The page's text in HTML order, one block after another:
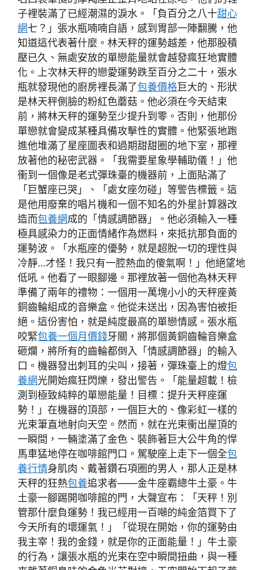
子裡裝滿了已經潮濕的淚水。「負百分之八十甜心
網七？」張水瓶喃喃自語，感到胃部一陣翻騰，他
知道這代表著什麼。林天秤的運勢越差，他那股積
壓已久、無處安放的單戀能量就會越發瘋狂地實體
化。上次林天秤的戀愛運勢跌至百分之二十，張水
瓶就發現他的廚房裡長滿了包養價格巨大的、形狀
是林天秤側臉的粉紅色蘑菇。他必須在今天結束
前，將林天秤的運勢至少提升到零。否則，他那份
單戀就會變成某種具備攻擊性的實體。他緊張地跑
進他堆滿了星座圖表和過期甜甜圈的地下室，那裡
放著他的秘密武器。「我需要星象學輔助儀！」他
衝到一個像是老式彈珠臺的機器前，上面貼滿了
「巨蟹座已哭」、「處女座勿碰」等警告標籤。這
是他用廢棄的唱片機和一個不知名的外星計算器改
造而包養網成的「情感調節器」。他必須輸入一種
極具感染力的正面情緒作為燃料，來抵抗那負面的
運勢波。「水瓶座的優勢，就是超脫一切的理性與
冷靜…才怪！我只有一腔熱血的傻氣啊！」他絕望地
低吼。他看了一眼腳邊。那裡放著一個他為林天秤
準備了兩年的禮物：一個用一萬塊小小的天秤座黃
銅齒輪組成的音樂盒。他從未送出，因為害怕被拒
絕。這份害怕，就是純度最高的單戀情感。張水瓶
咬緊包養一個月價錢牙關，將那個黃銅齒輪音樂盒
砸爛，將所有的齒輪都倒入「情感調節器」的輸入
口。機器發出刺耳的尖叫，接著，彈珠臺上的燈包
養網光開始瘋狂閃爍，發出警告。「能量超載！檢
測到極致純粹的單戀能量！目標：提升天秤座運
勢！」在機器的頂部，一個巨大的、像彩虹一樣的
光束筆直地射向天空。然而，就在光束衝出屋頂的
一瞬間，一輛塗滿了金色、裝飾著巨大公牛角的悍
馬車猛地停在咖啡館門口。駕駛座上走下一個全包
養行情身肌肉、戴著鑽石項圈的男人，那人正是林
天秤的狂熱包養追求者——金牛座霸總牛土豪。牛
土豪一腳踢開咖啡館的門，大聲宣布：「天秤！別
管那什麼負運勢！我已經用一百噸的純金箔買下了
今天所有的壞運氣！」「從現在開始，你的運勢由
我主宰！我的金錢，就是你的正面能量！」牛土豪
的行為，讓張水瓶的光束在空中瞬間扭曲，與一種